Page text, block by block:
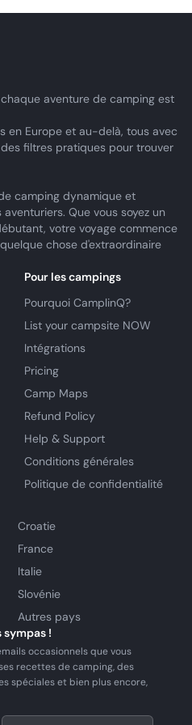
aventure de camping est
en Europe et au-delà, tous avec
filtres pratiques pour trouver
camping dynamique et
Que vous soyez un
votre voyage commence
chose d'extraordinaire
Pour les campings
Pourquoi CamplinQ?
List your campsite NOW
Intégrations
Pricing
Camp Maps
Refund Policy
Help & Support
Conditions générales
Politique de confidentialité
Croatie
France
Italie
Slovénie
Autres pays
sympas !
occasionnels que vous
recettes de camping, des
spéciales et bien plus encore,